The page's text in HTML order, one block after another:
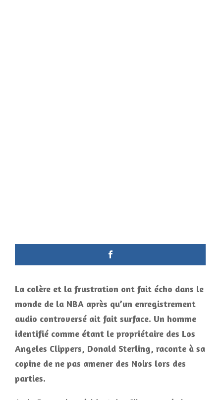
La colère et la frustration ont fait écho dans le
monde de la NBA après qu’un enregistrement
audio controversé ait fait surface. Un homme
identifié comme étant le propriétaire des Los
Angeles Clippers, Donald Sterling, raconte à sa
copine de ne pas amener des Noirs lors des
parties.